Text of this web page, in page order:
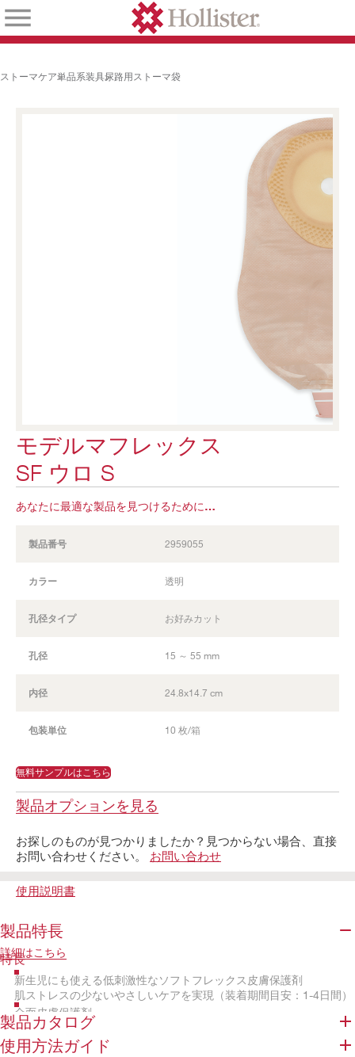
ストーマケア単品系装具尿路用ストーマ袋
モデルマフレックス
SF ウロ S
あなたに最適な製品を見つけるために…
製品番号 2959055
カラー 透明
孔径タイプ お好みカット
孔径 15 ～ 55 mm
内径 24.8x14.7 cm
包装単位 10 枚/箱
無料サンプルはこちら
製品オプションを見る
お探しのものが見つかりましたか？見つからない場合、直接
お問い合わせください。 お問い合わせ
使用説明書
製品特長
特長
新生児にも使える低刺激性なソフトフレックス皮膚保護剤
肌ストレスの少ないやさしいケアを実現（装着期間目安：1-4日間）
全面皮膚保護剤
エアスペースにより装着時の皮膚の休息を実現
排出口は少ない力で簡単に開閉可能
詳細はこちら
製品カタログ
使用方法ガイド